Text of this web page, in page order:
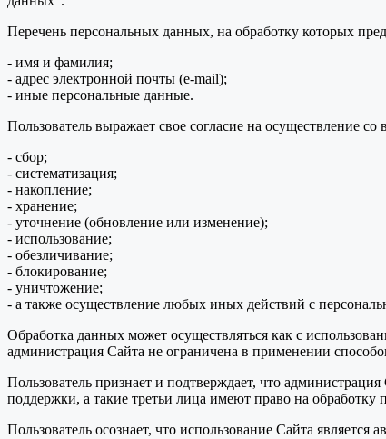
Перечень персональных данных, на обработку которых
- имя и фамилия;
- адрес электронной почты (e-mail);
- иные персональные данные.
Пользователь выражает свое согласие на осуществление
- сбор;
- систематизация;
- накопление;
- хранение;
- уточнение (обновление или изменение);
- использование;
- обезличивание;
- блокирование;
- уничтожение;
- а также осуществление любых иных действий с
Обработка данных может осуществляться как с
администрация Сайта не ограничена в применении
Пользователь признает и подтверждает, что
поддержки, а такие третьи лица имеют право на
Пользователь осознает, что использование Сайта